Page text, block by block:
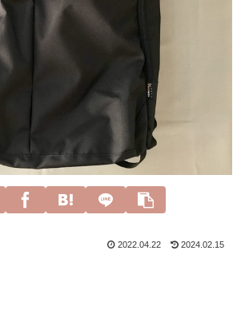
2022.04.22 2024.02.15